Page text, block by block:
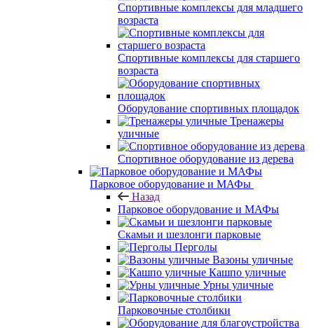
Спортивные комплексы для младшего
возраста
Спортивные комплексы для старшего
возраста
Оборудование спортивных площадок
Тренажеры
уличные
Спортивное оборудование из дерева
Парковое оборудование и МАФы
Назад
Парковое оборудование и МАФы
Скамьи и шезлонги парковые
Перголы
Вазоны уличные
Кашпо уличные
Урны уличные
Парковочные столбики